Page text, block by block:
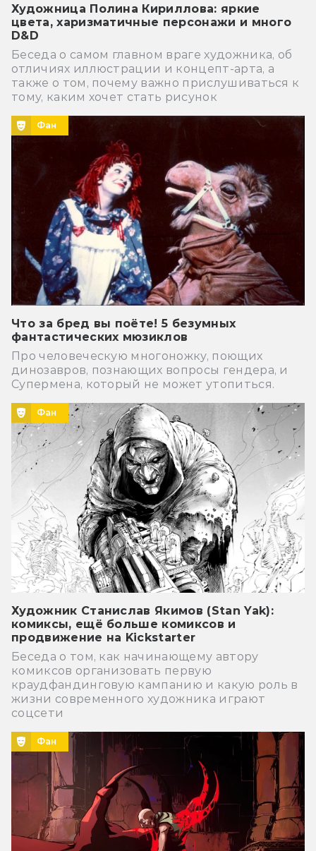
Художница Полина Кириллова: яркие
цвета, харизматичные персонажи и много
D&D
Беседа о самом главном враге художника, об
отличиях иллюстрации и концепт-арта, а
также о том, почему важно прислушиваться к
тому, каким хочет стать рисунок
Фан
Что за бред вы поёте! 5 безумных
фантастических мюзиклов
Про человеческую многоножку, поющих
динозавров, познающих вопросы гендера, и
Супермена, который не может утопиться.
Фан
Художник Станислав Якимов (Stan Yak):
комиксы, ещё больше комиксов и
продвижение на Kickstarter
Беседа о том, как начинающему автору
комиксов организовать первую
краудфандинговую кампанию и какую роль в
жизни современного художника играют
соцсети
Фан